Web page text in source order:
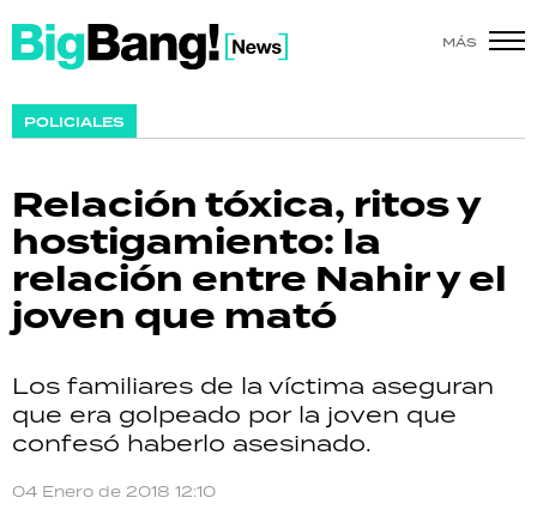
MÁS
POLICIALES
Relación tóxica, ritos y
hostigamiento: la
relación entre Nahir y el
joven que mató
Los familiares de la víctima aseguran
que era golpeado por la joven que
confesó haberlo asesinado.
04 Enero de 2018 12:10
SHOW
ACTUALIDAD
POLICIALES
ECONOMÍA
GRAN HERMANO
SALUD